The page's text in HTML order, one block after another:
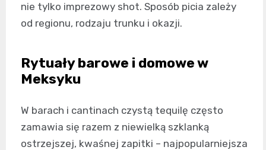
nie tylko imprezowy shot. Sposób picia zależy
od regionu, rodzaju trunku i okazji.
Rytuały barowe i domowe w
Meksyku
W barach i cantinach czystą tequilę często
zamawia się razem z niewielką szklanką
ostrzejszej, kwaśnej zapitki – najpopularniejsza